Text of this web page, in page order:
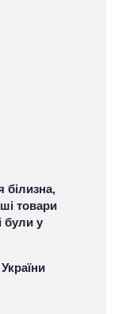
білизна,
товари
були у